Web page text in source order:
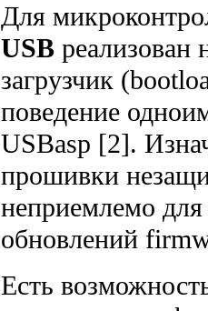
Для
USBреализован
загрузчик
поведение
USBasp [2].
прошивки
неприемлемо для
обновлений
Есть